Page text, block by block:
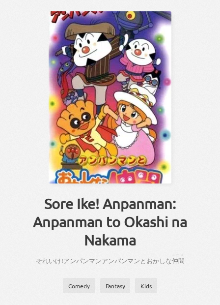
Sore Ike! Anpanman:
Anpanman to Okashi na
Nakama
それいけ!アンパンマンアンパンマンと おかしな仲間
Comedy Fantasy Kids